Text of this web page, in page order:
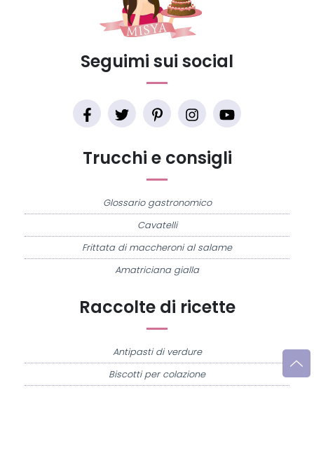
Raccolte di ricette
Antipasti di verdure
Biscotti per colazione
Trucchi e consigli
Glossario gastronomico
Cavatelli
Frittata di maccheroni al salame
Amatriciana gialla
Seguimi sui social